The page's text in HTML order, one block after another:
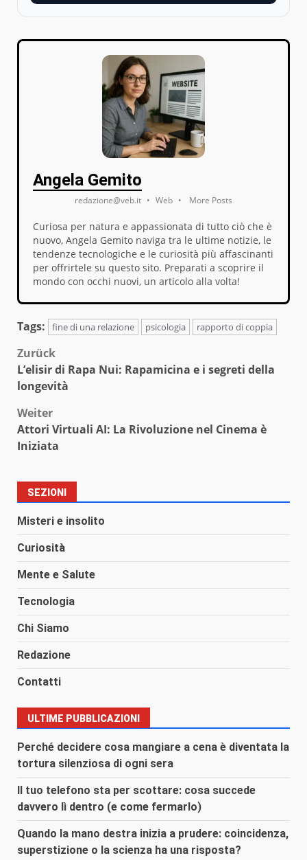
Angela Gemito
redazione@veb.it • Web • More Posts
Curiosa per natura e appassionata di tutto ciò che è
nuovo, Angela Gemito naviga tra le ultime notizie, le
tendenze tecnologiche e le curiosità più affascinanti
per offrirtele su questo sito. Preparati a scoprire il
mondo con occhi nuovi, un articolo alla volta!
Tags: fine di una relazione psicologia rapporto di coppia
Beitragsnavigation
Zurück
L’elisir di Rapa Nui: Rapamicina e i segreti della
longevità
Weiter
Attori Virtuali AI: La Rivoluzione nel Cinema è
Iniziata
SEZIONI
Misteri e insolito
Curiosità
Mente e Salute
Tecnologia
Chi Siamo
Redazione
Contatti
ULTIME PUBBLICAZIONI
Perché decidere cosa mangiare a cena è diventata la
tortura silenziosa di ogni sera
Il tuo telefono sta per scottare: cosa succede
davvero lì dentro (e come fermarlo)
Quando la mano destra inizia a prudere: coincidenza,
superstizione o la scienza ha una risposta?